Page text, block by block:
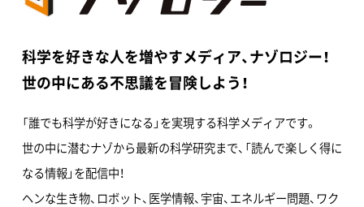
科学を好きな人を増やすメディア、ナゾロジー！
世の中にある不思議を冒険しよう！
「誰でも科学が好きになる」を実現する科学メディアです。
世の中に潜むナゾから最新の科学研究まで、「読んで楽しく得に
なる情報」を配信中！
ヘンな生き物、ロボット、医学情報、宇宙、エネルギー問題、ワク